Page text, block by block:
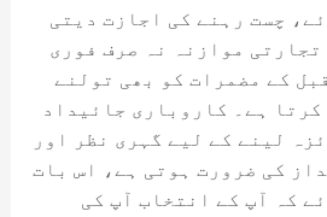
چست رہنے کی اجازت دیتی
تجارتی موازنہ نہ صرف فوری
کے مضمرات کو بھی تولنے
ہے۔ کاروباری جائیداد
لینے کے لیے گہری نظر اور
کی ضرورت ہوتی ہے، اس بات
کہ آپ کے انتخاب آپ کی